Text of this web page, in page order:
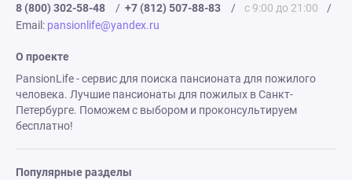
8 (800) 302-58-48
/ +7 (812) 507-88-83 / с 9:00 до 21:00
/
Email: pansionlife@yandex.ru
О проекте
PansionLife - сервис для поиска пансионата для пожилого
человека. Лучшие пансионаты для пожилых в Санкт-
Петербурге. Поможем с выбором и проконсультируем
бесплатно!
Популярные разделы